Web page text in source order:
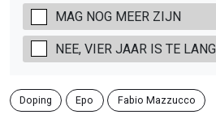
MAG NOG MEER ZIJN
NEE, VIER JAAR IS TE LANG
Doping Epo Fabio Mazzucco